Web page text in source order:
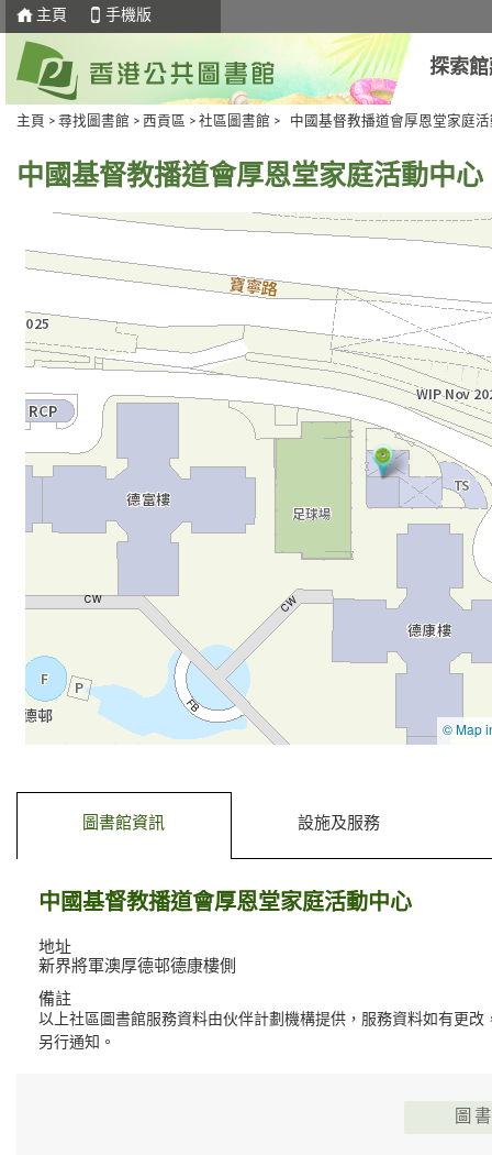
主頁 手機版
探索
主頁 > 尋找圖書館 > 西貢區 > 社區圖書館 > 中國基督教播道會厚恩堂家庭活
中國基督教播道會厚恩堂家庭活動中心
圖書館資訊
去標籤內容
去前一個標籤
設施及服務
中國基督教播道會厚恩堂家庭活動中心
地址
新界將軍澳厚德邨德康樓側
備註
以上社區圖書館服務資料由伙伴計劃機構提供，服務資料如有更改
另行通知。
去
一
個
籤
Skip
select
tab
圖